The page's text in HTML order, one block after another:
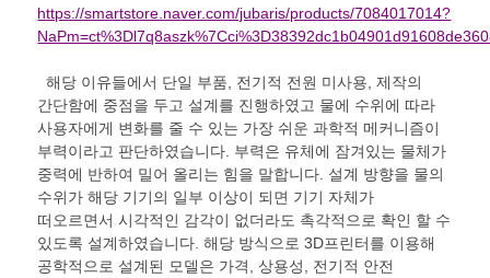
https://smartstore.naver.com/jubaris/products/7084017014?
해당 이유들에서 단일 부품, 전기적 전원 미사용, 제작의
간단함에 중점을 두고 설계를 진행하였고 물에 수위에 따라
사용자에게 변화를 줄 수 있는 가장 쉬운 과학적 메커니즘이
부력이라고 판단하였습니다. 부력은 유체에 잠겨있는 물체가
중력에 반하여 밀어 올리는 힘을 말합니다. 설계 방향을 물의
수위가 해당 기기의 일부 이상이 되면 기기 자체가
떠오르면서 시각적인 감각이 없더라도 촉각적으로 확인 할 수
있도록 설계하였습니다. 해당 방식으로 3D프린터를 이용해
공학적으로 설계된 모델은 가격, 상용성, 전기적 안전